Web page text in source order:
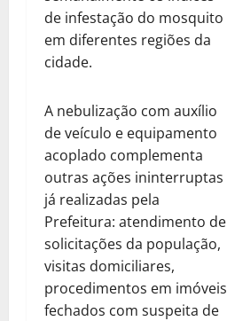
de infestação do mosquito
em diferentes regiões da
cidade.
A nebulização com auxílio
de veículo e equipamento
acoplado complementa
outras ações ininterruptas
já realizadas pela
Prefeitura: atendimento de
solicitações da população,
visitas domiciliares,
procedimentos em imóveis
fechados com suspeita de